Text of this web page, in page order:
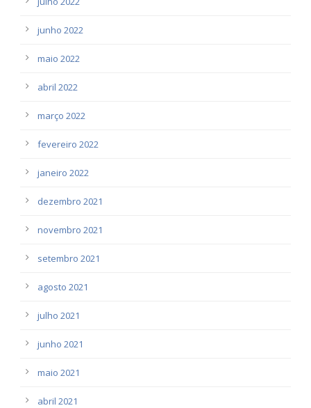
junho 2022
maio 2022
abril 2022
março 2022
fevereiro 2022
janeiro 2022
dezembro 2021
novembro 2021
setembro 2021
agosto 2021
julho 2021
junho 2021
maio 2021
abril 2021